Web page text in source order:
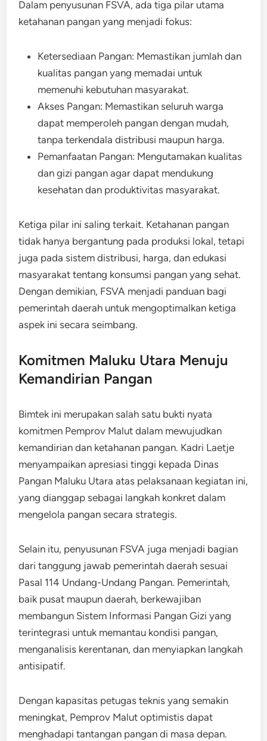
Dalam penyusunan FSVA, ada tiga pilar utama
ketahanan pangan yang menjadi fokus:
Ketersediaan Pangan: Memastikan jumlah dan
kualitas pangan yang memadai untuk
memenuhi kebutuhan masyarakat.
Akses Pangan: Memastikan seluruh warga
dapat memperoleh pangan dengan mudah,
tanpa terkendala distribusi maupun harga.
Pemanfaatan Pangan: Mengutamakan kualitas
dan gizi pangan agar dapat mendukung
kesehatan dan produktivitas masyarakat.
Ketiga pilar ini saling terkait. Ketahanan pangan
tidak hanya bergantung pada produksi lokal, tetapi
juga pada sistem distribusi, harga, dan edukasi
masyarakat tentang konsumsi pangan yang sehat.
Dengan demikian, FSVA menjadi panduan bagi
pemerintah daerah untuk mengoptimalkan ketiga
aspek ini secara seimbang.
Komitmen Maluku Utara Menuju
Kemandirian Pangan
Bimtek ini merupakan salah satu bukti nyata
komitmen Pemprov Malut dalam mewujudkan
kemandirian dan ketahanan pangan. Kadri Laetje
menyampaikan apresiasi tinggi kepada Dinas
Pangan Maluku Utara atas pelaksanaan kegiatan ini,
yang dianggap sebagai langkah konkret dalam
mengelola pangan secara strategis.
Selain itu, penyusunan FSVA juga menjadi bagian
dari tanggung jawab pemerintah daerah sesuai
Pasal 114 Undang-Undang Pangan. Pemerintah,
baik pusat maupun daerah, berkewajiban
membangun Sistem Informasi Pangan Gizi yang
terintegrasi untuk memantau kondisi pangan,
menganalisis kerentanan, dan menyiapkan langkah
antisipatif.
Dengan kapasitas petugas teknis yang semakin
meningkat, Pemprov Malut optimistis dapat
menghadapi tantangan pangan di masa depan.